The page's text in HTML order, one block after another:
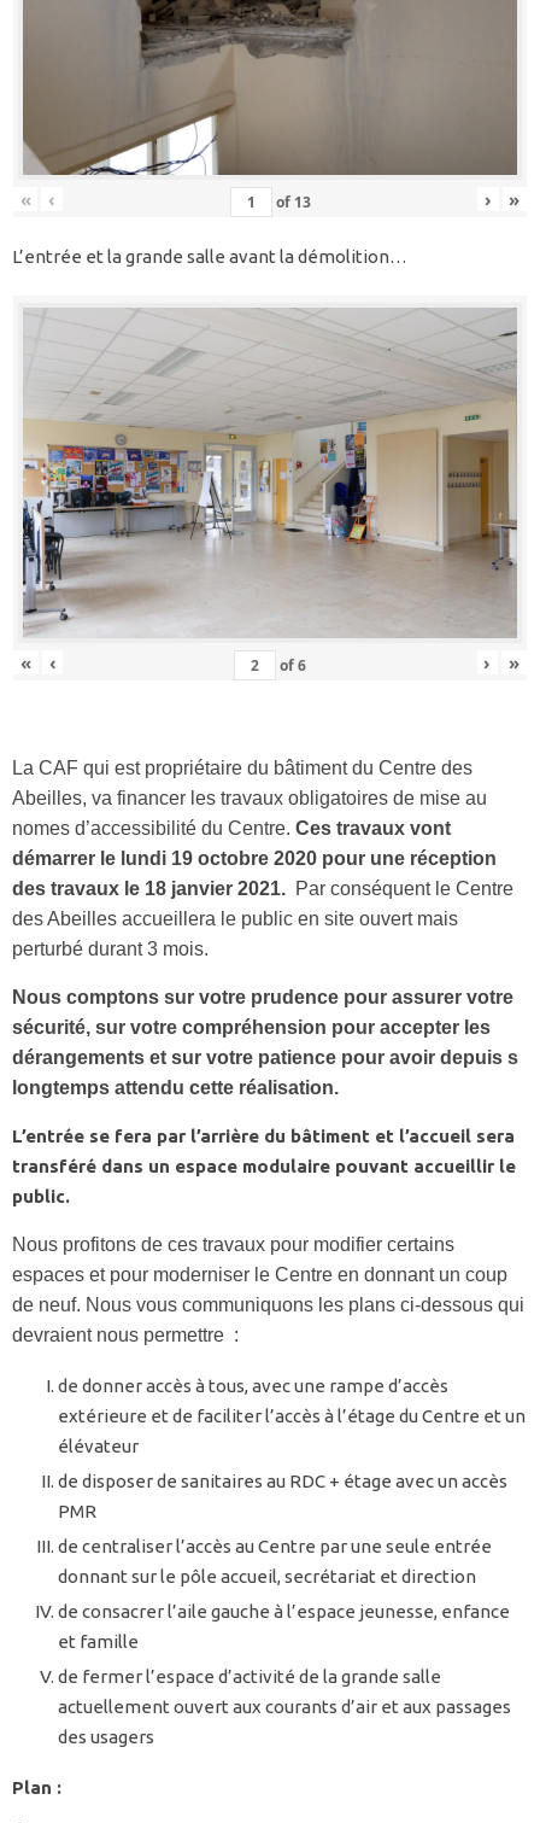
« ‹ of 13 › »
L’entrée et la grande salle avant la démolition…
« ‹ of6 › »
La CAF qui est propriétaire du bâtiment du Centre des
Abeilles, va financer les travaux obligatoires de mise au
nomes d’accessibilité du Centre. Ces travaux vont
démarrer le lundi 19 octobre 2020 pour une réception
des travaux le 18 janvier 2021. Par conséquent le Centre
des Abeilles accueillera le public en site ouvert mais
perturbé durant 3 mois.
Nous comptons sur votre prudence pour assurer votre
sécurité, sur votre compréhension pour accepter les
dérangements et sur votre patience pour avoir depuis s
longtemps attendu cette réalisation.
L’entrée se fera par l’arrière du bâtiment et l’accueil sera
transféré dans un espace modulaire pouvant accueillir le
public.
Nous profitons de ces travaux pour modifier certains
espaces et pour moderniser le Centre en donnant un coup
de neuf. Nous vous communiquons les plans ci-dessous qui
devraient nous permettre :
de donner accès à tous, avec une rampe d’accès
extérieure et de faciliter l’accès à l’étage du Centre et un
élévateur
de disposer de sanitaires au RDC + étage avec un accès
PMR
de centraliser l’accès au Centre par une seule entrée
donnant sur le pôle accueil, secrétariat et direction
de consacrer l’aile gauche à l’espace jeunesse, enfance
et famille
de fermer l’espace d’activité de la grande salle
actuellement ouvert aux courants d’air et aux passages
des usagers
Plan :